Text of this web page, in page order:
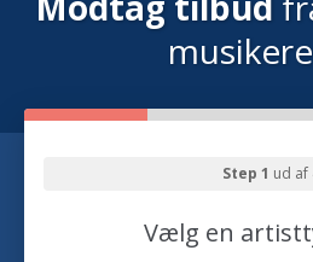
Step 1 ud af
Vælg en